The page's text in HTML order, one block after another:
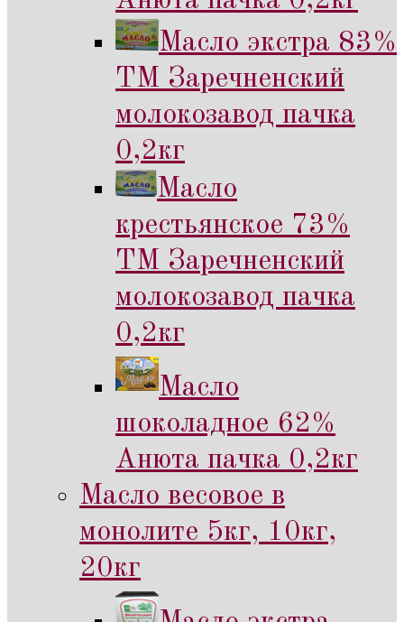
Масло экстра 83%
ТМ Заречненский
молокозавод пачка
0,2кг
Масло
крестьянское 73%
ТМ Заречненский
молокозавод пачка
0,2кг
Масло
шоколадное 62%
Анюта пачка 0,2кг
Масло весовое в
монолите 5кг, 10кг,
20кг